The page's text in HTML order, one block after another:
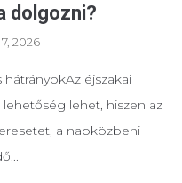
dolgozni?
2026
éjszakai
lehet, hiszen az
a napközbeni